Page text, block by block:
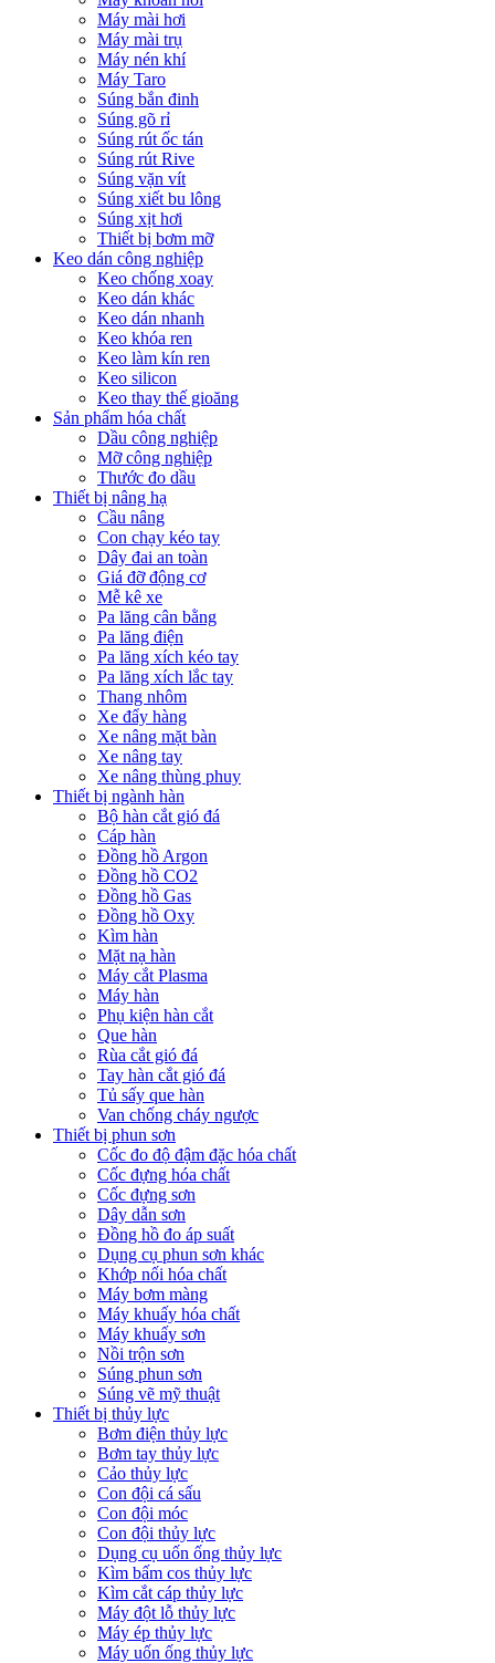
Máy mài hơi
Máy mài trụ
Máy nén khí
Máy Taro
Súng bắn đinh
Súng gõ rỉ
Súng rút ốc tán
Súng rút Rive
Súng vặn vít
Súng xiết bu lông
Súng xịt hơi
Thiết bị bơm mỡ
Keo dán công nghiệp
Keo chống xoay
Keo dán khác
Keo dán nhanh
Keo khóa ren
Keo làm kín ren
Keo silicon
Keo thay thế gioăng
Sản phẩm hóa chất
Dầu công nghiệp
Mỡ công nghiệp
Thước đo dầu
Thiết bị nâng hạ
Cầu nâng
Con chạy kéo tay
Dây đai an toàn
Giá đỡ động cơ
Mễ kê xe
Pa lăng cân bằng
Pa lăng điện
Pa lăng xích kéo tay
Pa lăng xích lắc tay
Thang nhôm
Xe đẩy hàng
Xe nâng mặt bàn
Xe nâng tay
Xe nâng thùng phuy
Thiết bị ngành hàn
Bộ hàn cắt gió đá
Cáp hàn
Đồng hồ Argon
Đồng hồ CO2
Đồng hồ Gas
Đồng hồ Oxy
Kìm hàn
Mặt nạ hàn
Máy cắt Plasma
Máy hàn
Phụ kiện hàn cắt
Que hàn
Rùa cắt gió đá
Tay hàn cắt gió đá
Tủ sấy que hàn
Van chống cháy ngược
Thiết bị phun sơn
Cốc đo độ đậm đặc hóa chất
Cốc đựng hóa chất
Cốc đựng sơn
Dây dẫn sơn
Đồng hồ đo áp suất
Dụng cụ phun sơn khác
Khớp nối hóa chất
Máy bơm màng
Máy khuấy hóa chất
Máy khuấy sơn
Nồi trộn sơn
Súng phun sơn
Súng vẽ mỹ thuật
Thiết bị thủy lực
Bơm điện thủy lực
Bơm tay thủy lực
Cảo thủy lực
Con đội cá sấu
Con đội móc
Con đội thủy lực
Dụng cụ uốn ống thủy lực
Kìm bấm cos thủy lực
Kìm cắt cáp thủy lực
Máy đột lỗ thủy lực
Máy ép thủy lực
Máy uốn ống thủy lực